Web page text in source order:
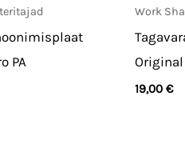
PA
Work
19,00€